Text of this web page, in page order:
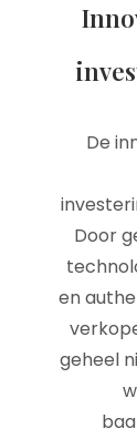
De
Door
en
geheel